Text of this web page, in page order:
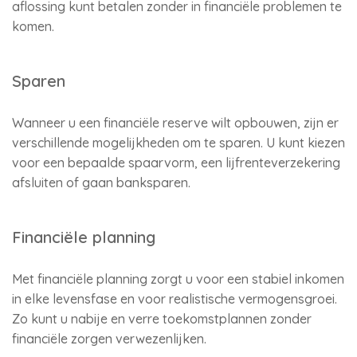
aflossing kunt betalen zonder in financiële problemen te
komen.
Sparen
Wanneer u een financiële reserve wilt opbouwen, zijn er
verschillende mogelijkheden om te sparen. U kunt kiezen
voor een bepaalde spaarvorm, een lijfrenteverzekering
afsluiten of gaan banksparen.
Financiële planning
Met financiële planning zorgt u voor een stabiel inkomen
in elke levensfase en voor realistische vermogensgroei.
Zo kunt u nabije en verre toekomstplannen zonder
financiële zorgen verwezenlijken.